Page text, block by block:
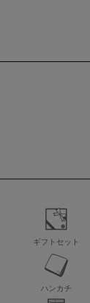
ギフトセット
ハンカチ